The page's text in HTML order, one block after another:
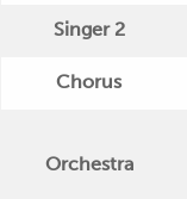
Singer 2
Chorus
Orchestra